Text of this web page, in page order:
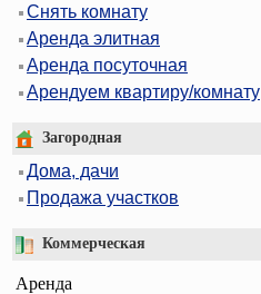
Снять комнату
Аренда элитная
Аренда посуточная
Арендуем квартиру/комнату
Загородная
Дома, дачи
Продажа участков
Коммерческая
Аренда